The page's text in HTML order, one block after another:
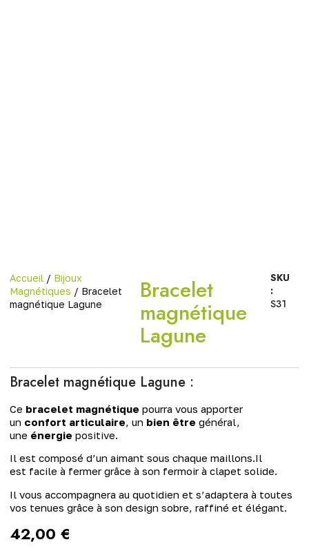
Accueil / Bijoux
Magnétiques / Bracelet
magnétique Lagune
Bracelet
magnétique
Lagune
SKU
:
S31
Bracelet magnétique Lagune :
Ce bracelet magnétique pourra vous apporter
un confort articulaire, un bien être général,
une énergie positive.
Il est composé d’un aimant sous chaque maillons.Il
est facile à fermer grâce à son fermoir à clapet solide.
Il vous accompagnera au quotidien et s’adaptera à toutes
vos tenues grâce à son design sobre, raffiné et élégant.
42,00 €